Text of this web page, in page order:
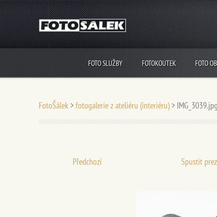
FOTO SLUŽBY FOTOKOUTEK FOTO
FotoŠálek >fotogalerie z ateliéru (interiéru) >
Předchozí Spustit